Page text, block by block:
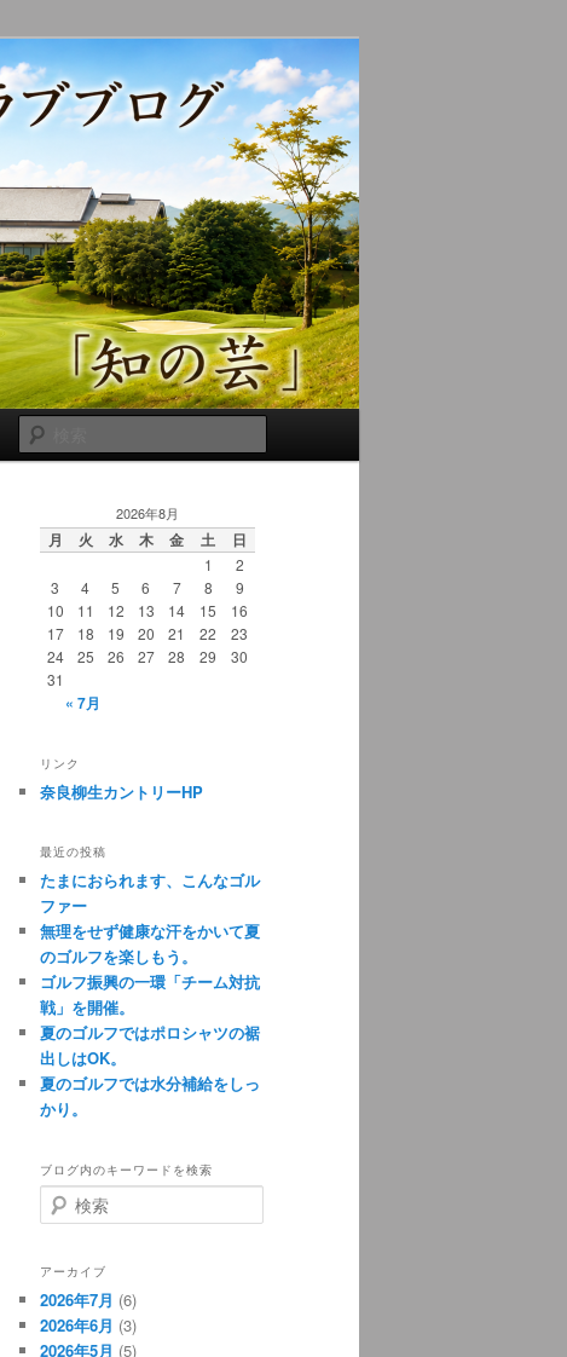
索
2026年8月
月 火 水 木 金 土 日
1
2
3
4 5 6 7 8
9
10
11 12 13 14 15
16
17
18 19 20 21 22
23
24
25 26 27 28 29
30
31
« 7月
リンク
奈良柳生カントリーHP
最近の投稿
たまにおられます、こんなゴル
ファー
無理をせず健康な汗をかいて夏
のゴルフを楽しもう。
ゴルフ振興の一環「チーム対抗
戦」を開催。
夏のゴルフではポロシャツの裾
出しはOK。
夏のゴルフでは水分補給をしっ
かり。
ブログ内のキーワードを検索
検
索
アーカイブ
2026年7月 (6)
2026年6月 (3)
2026年5月 (5)